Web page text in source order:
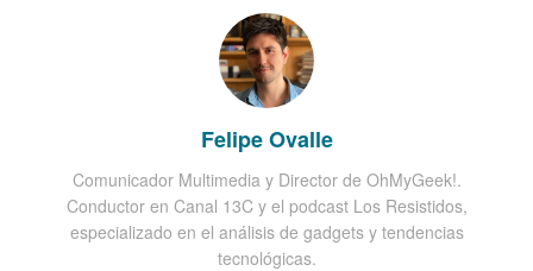
Felipe Ovalle
Comunicador Multimedia y Director de OhMyGeek!.
Conductor en Canal 13C y el podcast Los Resistidos,
especializado en el análisis de gadgets y tendencias
tecnológicas.